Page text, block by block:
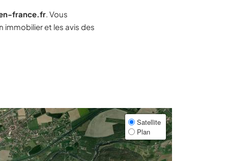
france.fr. Vous
et les avis des
Satellite
Plan